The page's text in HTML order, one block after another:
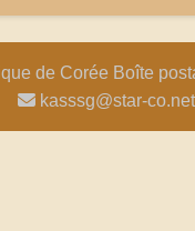
de Corée Boîte
kasssg@star-